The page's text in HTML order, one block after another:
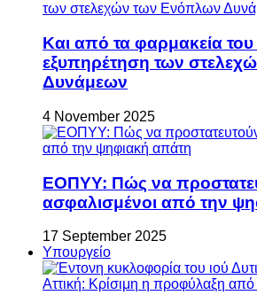
Και από τα φαρμακεία
εξυπηρέτηση των
Δυνάμεων
4 November 2025
ΕΟΠΥΥ: Πώς να
ασφαλισμένοι από την
17 September 2025
Υπουργείο